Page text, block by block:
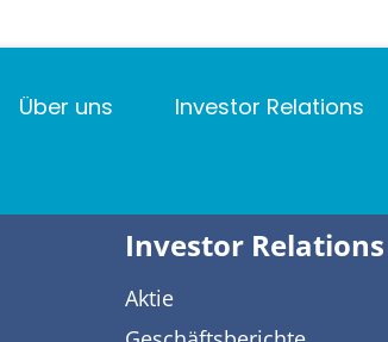
Über uns Investor Relations
Investor Relations
Aktie